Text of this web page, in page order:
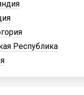
Республика